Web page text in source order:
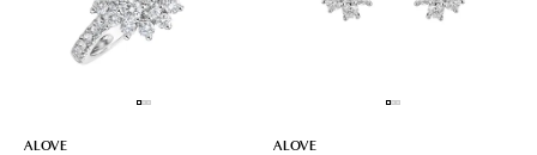
ALOVE
ALOVE